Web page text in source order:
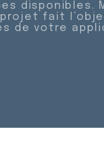
fait
de votre